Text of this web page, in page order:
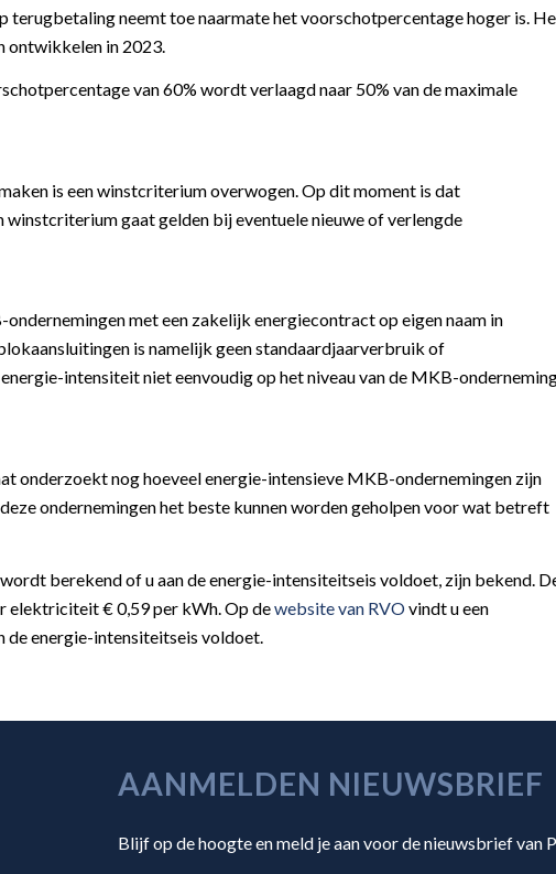
neemt toe naarmate het voorschotpercentage hoger is.
ontwikkelen in 2023.
van 60% wordt verlaagd naar 50% van de maximale
is een winstcriterium overwogen. Op dit moment is dat
gaat gelden bij eventuele nieuwe of verlengde
met een zakelijk energiecontract op eigen naam in
is namelijk geen standaardjaarverbruik of
intensiteit niet eenvoudig op het niveau van de MKB-
onderzoekt nog hoeveel energie-intensieve MKB-ondernemingen zijn
ondernemingen het beste kunnen worden geholpen voor wat betreft
berekend of u aan de energie-intensiteitseis voldoet, zijn bekend.
elektriciteit € 0,59 per kWh. Op dewebsite van RVOvindt u een
de energie-intensiteitseis voldoet.
AANMELDEN NIEUWSBRIEF
Blijf op de hoogte en meld je aan voor de nieuwsbrief van